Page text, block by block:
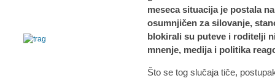
meseca situacija je postala
osumnjičen za silovanje,
blokirali su puteve i roditelji
mnenje, medija i politika
Što se tog slučaja tiče,